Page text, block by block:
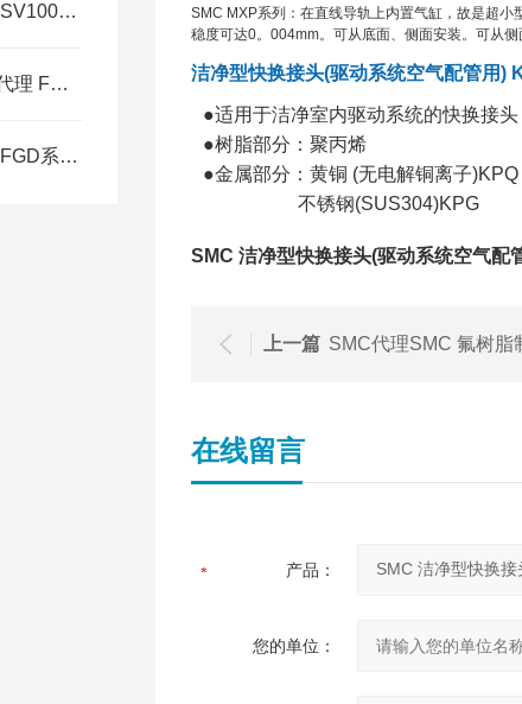
深圳龙华新澜SMC代理 SV1000/2000/3000/4000
深圳龙华观澜章阁SMC代理 FGE系列 工业用过滤器/容器型
深圳龙华章阁SMC代理 FGD系列 工业用过滤器/容器型
SMC MXP系列：在直线导轨上内置气缸，故是超
稳度可达0。004mm。可从底面、侧面安装。可从
洁净型快换接头(驱动系统空气配管用)
●适用于洁净室内驱动系统的快换接头
●树脂部分：聚丙烯
●金属部分：黄铜 (无电解铜离子)KPQ
不锈钢(SUS304)KPG
SMC 洁净型快换接头(驱动系统空气配
上一篇 SMC代理SMC 氟树脂制接
在线留言
产品：
您的单位：